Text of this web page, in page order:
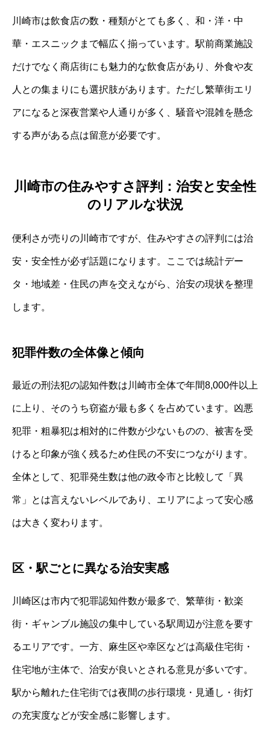
川崎市は飲食店の数・種類がとても多く、和・洋・中
華・エスニックまで幅広く揃っています。駅前商業施設
だけでなく商店街にも魅力的な飲食店があり、外食や友
人との集まりにも選択肢があります。ただし繁華街エリ
アになると深夜営業や人通りが多く、騒音や混雑を懸念
する声がある点は留意が必要です。
川崎市の住みやすさ評判：治安と安全性
のリアルな状況
便利さが売りの川崎市ですが、住みやすさの評判には治
安・安全性が必ず話題になります。ここでは統計デー
タ・地域差・住民の声を交えながら、治安の現状を整理
します。
犯罪件数の全体像と傾向
最近の刑法犯の認知件数は川崎市全体で年間8,000件以上
に上り、そのうち窃盗が最も多くを占めています。凶悪
犯罪・粗暴犯は相対的に件数が少ないものの、被害を受
けると印象が強く残るため住民の不安につながります。
全体として、犯罪発生数は他の政令市と比較して「異
常」とは言えないレベルであり、エリアによって安心感
は大きく変わります。
区・駅ごとに異なる治安実感
川崎区は市内で犯罪認知件数が最多で、繁華街・歓楽
街・ギャンブル施設の集中している駅周辺が注意を要す
るエリアです。一方、麻生区や幸区などは高級住宅街・
住宅地が主体で、治安が良いとされる意見が多いです。
駅から離れた住宅街では夜間の歩行環境・見通し・街灯
の充実度などが安全感に影響します。